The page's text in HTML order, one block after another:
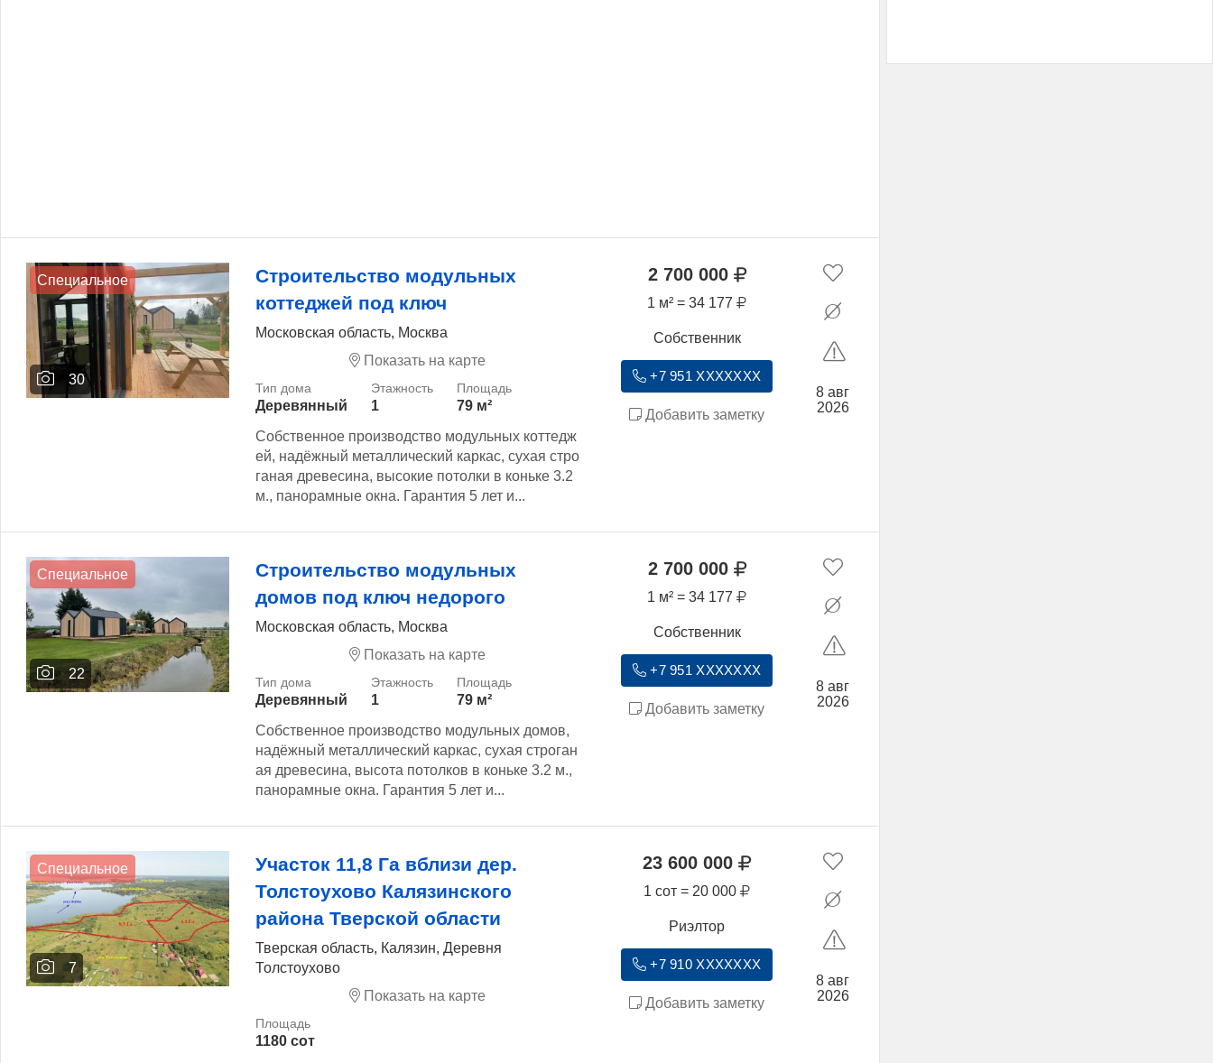
30
Специальное
Строительство модульных
коттеджей под ключ
Московская область, Москва
Показать на карте
Деревянный 1
79 м²
Собственное производство модульных коттедж
ей, надёжный металлический каркас, сухая стро
ганая древесина, высокие потолки в коньке 3.2
м., панорамные окна. Гарантия 5 лет и...
2 700 000
1 м² = 34 177
Собственник
+7 951 XXXXXXX
Добавить заметку
8 авг
2026
22
Специальное
Строительство модульных
домов под ключ недорого
Московская область, Москва
Показать на карте
Деревянный 1
79 м²
Собственное производство модульных домов,
надёжный металлический каркас, сухая строган
ая древесина, высота потолков в коньке 3.2 м.,
панорамные окна. Гарантия 5 лет и...
2 700 000
1 м² = 34 177
Собственник
+7 951 XXXXXXX
Добавить заметку
8 авг
2026
7
Специальное
Участок 11,8 Га вблизи дер.
Толстоухово Калязинского
района Тверской области
Тверская область, Калязин, Деревня
Толстоухово
Показать на карте
1180 сот
23 600 000
1 сот = 20 000
Риэлтор
+7 910 XXXXXXX
Добавить заметку
8 авг
2026